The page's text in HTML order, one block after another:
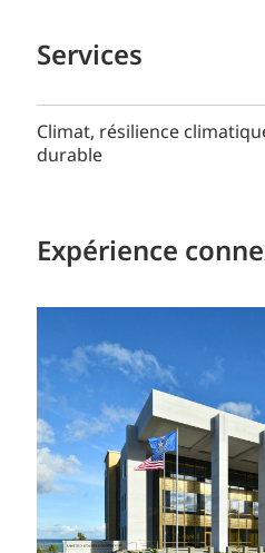
Services
Climat, résilience
durable
Expérience